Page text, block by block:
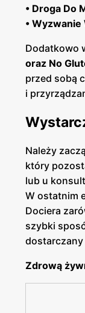
• Droga Do
•
Dodatkowo
oraz No
przed sobą
i
Należy
który
lub u
W ostatnim
Dociera
szybki
Zdrową